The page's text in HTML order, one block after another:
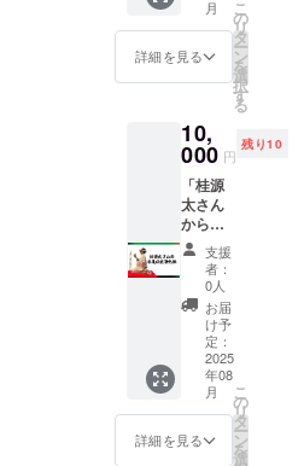
2025年
9月中を
予定
（詳細
決まり
らメー
ルにて
お知ら
せいた
しま
す） プ
ロジェ
クト終
了後オ
ンライ
ン交流
会に参
加する
ＵＲＬ
をメー
ルでお
送りい
月
詳細を見る
こ
の
リ
タ
ー
ン
を
選
択
す
る
10,
000 円
残り10
「桂源
太さん
からの
お礼の
直筆色
紙」限
定10名
支援
者：
0人
お届
け予
定：
2025
年08
月
詳細を見る
こ
の
リ
タ
ー
ン
を
選